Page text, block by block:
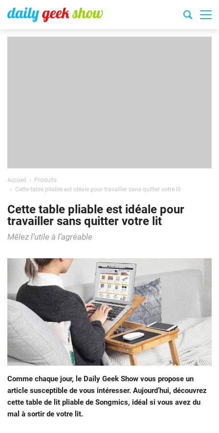
Accueil
Produits
Cette table pliable est idéale pour travailler sans quitter votre lit
Cette table pliable est idéale pour
travailler sans quitter votre lit
Mêlez l’utile à l’agréable
Comme chaque jour, le Daily Geek Show vous propose un
article susceptible de vous intéresser. Aujourd’hui, découvrez
cette table de lit pliable de Songmics, idéal si vous avez du
mal à sortir de votre lit.